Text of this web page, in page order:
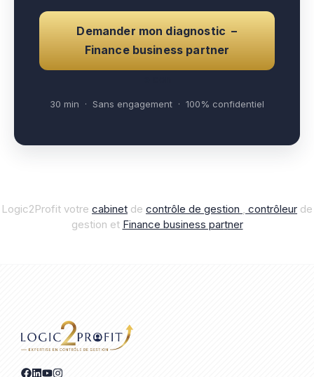
Demander mon diagnostic –
Finance business partner
30 min · Sans engagement · 100% confidentiel
Logic2Profit votre cabinet de contrôle de gestion , contrôleur de
gestion et Finance business partner